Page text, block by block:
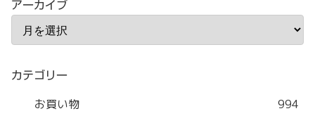
アーカイブ
カテゴリー
お買い物 994